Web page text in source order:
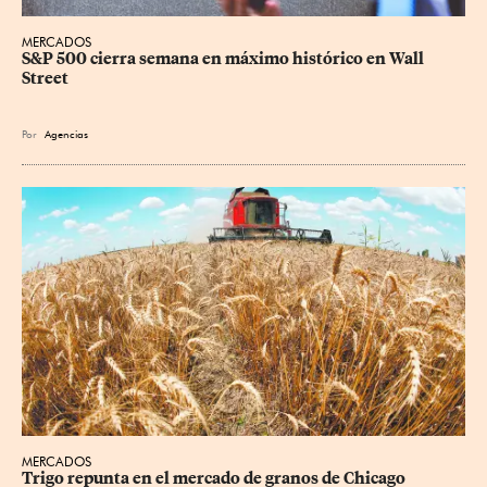
MERCADOS
S&P 500 cierra semana en máximo histórico en Wall
Street
Por Agencias
MERCADOS
Trigo repunta en el mercado de granos de Chicago